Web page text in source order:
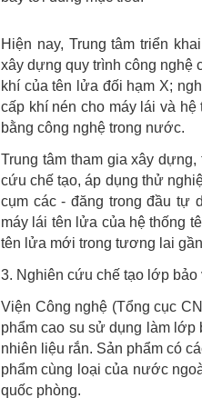
Hiện nay, Trung tâm triển
xây dựng quy trình công nghệ
khí của tên lửa đối hạm X;
cấp khí nén cho máy lái và
bằng công nghệ trong nước.
Trung tâm tham gia xây
cứu chế tạo, áp dụng thử
cụm các - đăng trong đầu tự
máy lái tên lửa của hệ thống
tên lửa mới trong tương lai
3. Nghiên cứu chế tạo lớp
Viện Công nghệ (Tổng cục
phẩm cao su sử dụng làm
nhiên liệu rắn. Sản phẩm có
phẩm cùng loại của nước
quốc phòng.